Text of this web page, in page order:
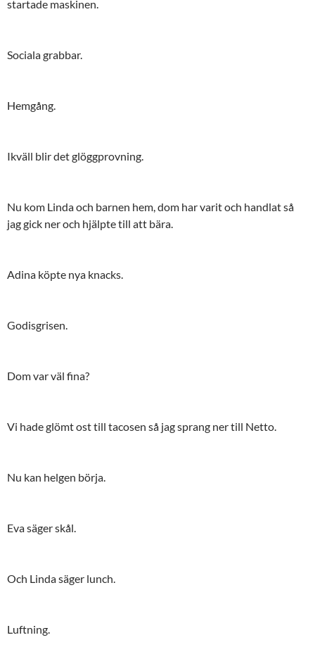
startade maskinen.
Sociala grabbar.
Hemgång.
Ikväll blir det glöggprovning.
Nu kom Linda och barnen hem, dom har varit och handlat så
jag gick ner och hjälpte till att bära.
Adina köpte nya knacks.
Godisgrisen.
Dom var väl fina?
Vi hade glömt ost till tacosen så jag sprang ner till Netto.
Nu kan helgen börja.
Eva säger skål.
Och Linda säger lunch.
Luftning.